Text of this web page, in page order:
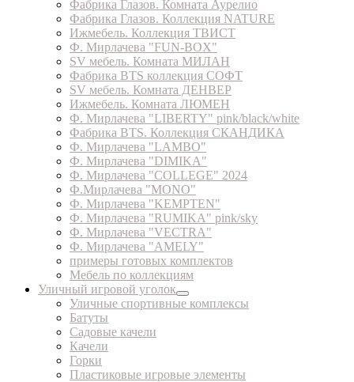
Фабрика Глазов. Комната Аурелио
Фабрика Глазов. Коллекция NATURE
Ижмебель. Коллекция ТВИСТ
Ф. Мирлачева "FUN-BOX"
SV мебель. Комната МИЛАН
Фабрика BTS коллекция СОФТ
SV мебель. Комната ДЕНВЕР
Ижмебель. Комната ЛЮМЕН
Ф. Мирлачева "LIBERTY" pink/black/white
Фабрика BTS. Коллекция СКАНДИКА
Ф. Мирлачева "LAMBO"
Ф. Мирлачева "DIMIKA"
Ф. Мирлачева "COLLEGE" 2024
Ф.Мирлачева "MONO"
Ф. Мирлачева "KEMPTEN"
Ф. Мирлачева "RUMIKA" pink/sky
Ф. Мирлачева "VECTRA"
Ф. Мирлачева "AMELY"
примеры готовых комплектов
Мебель по коллекциям
Уличный игровой уголок
Уличные спортивные комплексы
Батуты
Садовые качели
Качели
Горки
Пластиковые игровые элементы